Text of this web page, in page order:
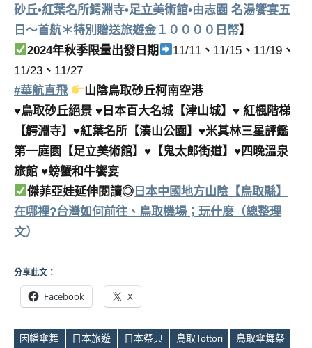
砂丘•紅葉名所鳄淵寺•足立美術館•由志園 名湯饗宴五
日～首航＊特別贈送旅遊金１００００日幣】
2024年秋季限量出發日期
11/11、 11/15、 11/19、
11/23 、 11/27
#華航直飛
山陰鳥取砂丘柯南空港
♥鳥取砂丘絕景 ♥日本百大名城【津山城】♥ 紅楓階梯
【鰐淵寺】♥紅葉名所【湊山公園】♥米其林三星評鑑
第一庭園【足立美術館】♥【鬼太郎街道】♥四晚溫泉
旅館 ♥螃蟹和牛饗宴
傑菲亞娃延伸閱讀◎ 日本中國地方山陰【鳥取縣】
在哪裡?台灣如何前往、鳥取機場；玩什麼（總整理
文）
分享此文：
Facebook X
因幡傘舞 日本旅遊 日本祭典 鳥取Tottori
鳥取傘舞祭